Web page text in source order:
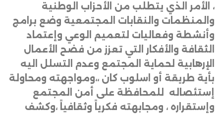
، الأمر الذي يتطلب من الأحزاب الوطنية
والمنظمات والنقابات المجتمعية وضع برامج
وأنشطة وفعاليات لتعميم الوعي وإعتماد
الثقافة والأفكار التي تعزز من فضح الأعمال
الإرهابية لحماية المجتمع وعدم التسلل اليه
بأية طريقة أو اسلوب كان ،،ومواجهته ومحاولة
إستئصاله للمحافظة على أمن المجتمع
وإستقراره ، ومجابهته فكرياً وثقافياً ،وكشف